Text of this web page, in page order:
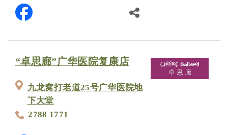
“卓思廊”广华医院复康店
九龙窝打老道25号广华医院地
下大堂
2788 1771